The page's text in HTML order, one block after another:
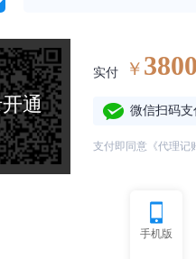
通
实付 ￥
微信扫码支
支付即同意《代理记
手机版